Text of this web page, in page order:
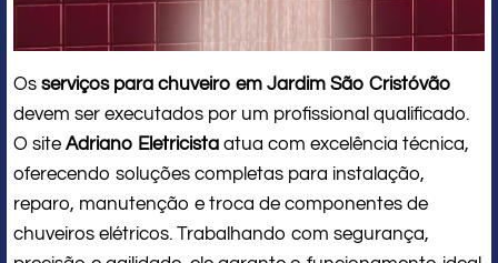
Os serviços para chuveiro em Jardim São Cristóvão
devem ser executados por um profissional qualificado.
O site Adriano Eletricista atua com excelência técnica,
oferecendo soluções completas para instalação,
reparo, manutenção e troca de componentes de
chuveiros elétricos. Trabalhando com segurança,